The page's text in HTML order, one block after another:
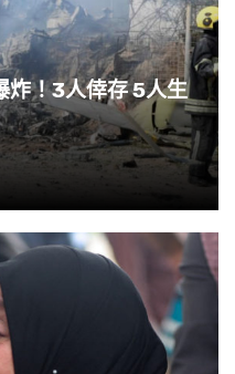
炸！3人倖存 5人生